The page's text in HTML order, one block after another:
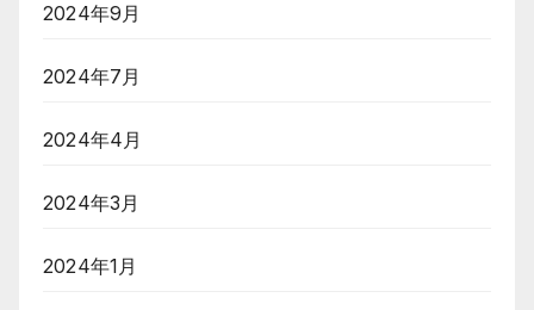
2024年9月
2024年7月
2024年4月
2024年3月
2024年1月